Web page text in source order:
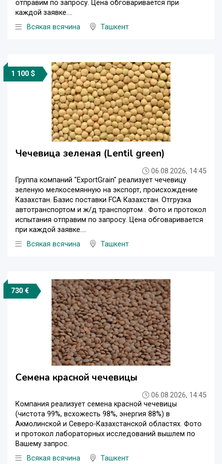
отправим по запросу. Цена обговаривается при
каждой заявке....
Всякая всячина
Ташкент
1 100 $
Чечевица зеленая (Lentil green)
06.08.2026, 14:45
Группа компаний "ExportGrain" реализует чечевицу
зеленую мелкосемянную на экспорт, происхождение
Казахстан. Базис поставки FCA Казахстан. Отгрузка
автотранспортом и ж/д транспортом . Фото и протокол
испытания отправим по запросу. Цена обговаривается
при каждой заявке....
Всякая всячина
Ташкент
730 €
Семена красной чечевицы
06.08.2026, 14:45
Компания реализует семена красной чечевицы
(чистота 99%, всхожесть 98%, энергия 88%) в
Акмолинской и Северо-Казахстанской областях. Фото
и протокол лабораторных исследований вышлем по
Вашему запрос.
Всякая всячина
Ташкент